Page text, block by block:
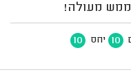
ממש מעולה!
10 יחס 10